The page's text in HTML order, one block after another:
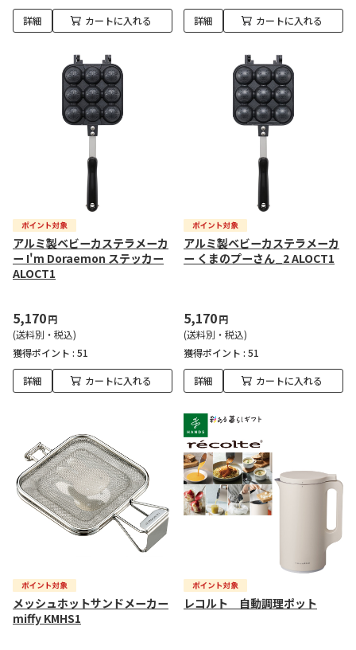
詳細 カートに入れる 詳細 カートに入れる
アルミ製ベビーカステラメーカ
ー I'm Doraemon ステッカー
ALOCT1
5,170円
(送料別・税込)
獲得ポイント : 51
詳細 カートに入れる
アルミ製ベビーカステラメーカ
ー くまのプーさん_2 ALOCT1
5,170円
(送料別・税込)
獲得ポイント : 51
詳細 カートに入れる
メッシュホットサンドメーカー
miffy KMHS1
レコルト 自動調理ポット